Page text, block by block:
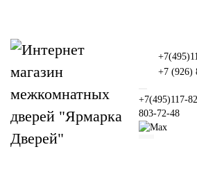
+7 (926)
+7(495)117-
803-72-48